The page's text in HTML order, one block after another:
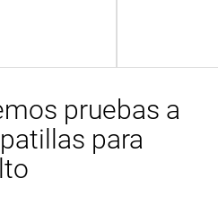
pruebas a
para